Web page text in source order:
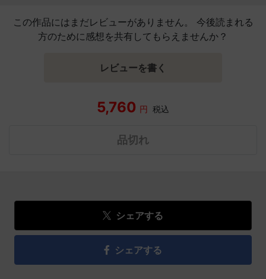
この作品にはまだレビューがありません。 今後読まれる
方のために感想を共有してもらえませんか？
レビューを書く
5,760 円 税込
品切れ
シェアする
シェアする